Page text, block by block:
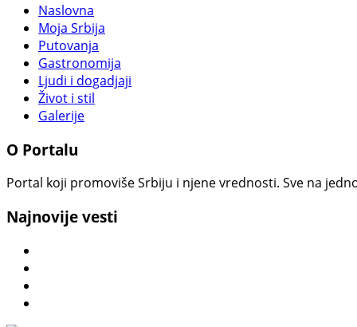
Naslovna
Moja Srbija
Putovanja
Gastronomija
Ljudi i dogadjaji
Život i stil
Galerije
O Portalu
Portal koji promoviše Srbiju i njene vrednosti. Sve na
Najnovije vesti